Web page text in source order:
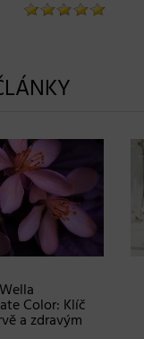
Color: Klíč
a zdravým